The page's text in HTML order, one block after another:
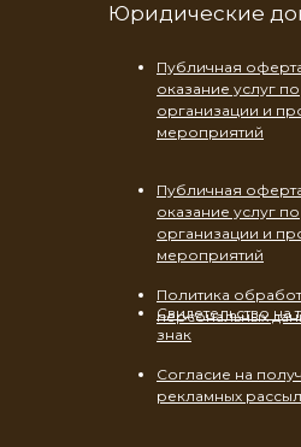
Юридические
Политика
персональных
Согласие на
рекламных
Публичная
оказание услуг по
организации и
мероприятий
Публичная
оказание услуг по
организации и
мероприятий
Свидетельство на
знак